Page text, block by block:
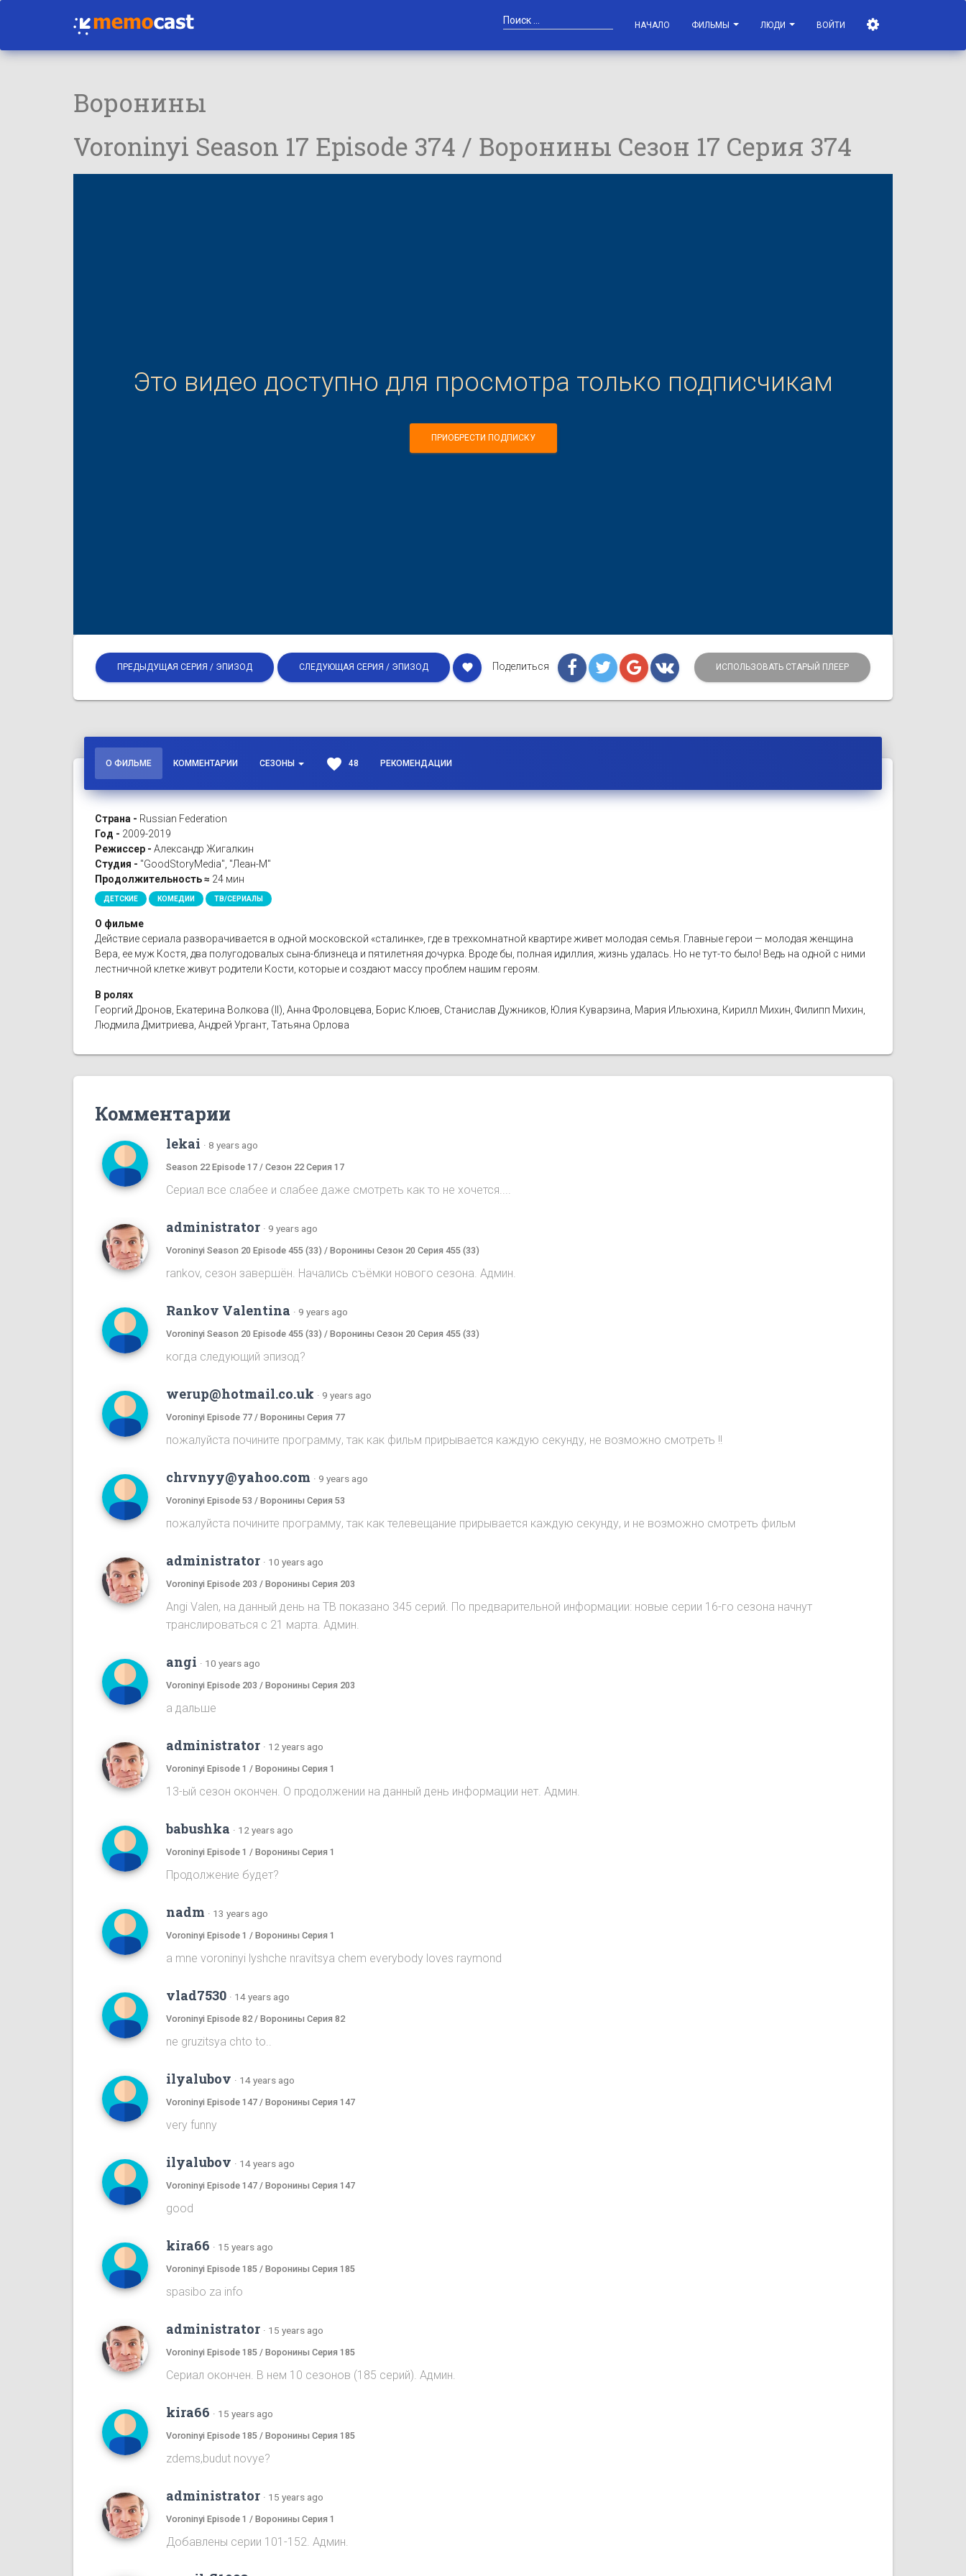
НАЧАЛО ФИЛЬМЫ ЛЮДИ ВОЙТИ
Воронины
Voroninyi Season 17 Episode 374 / Воронины Сезон 17 Серия 374
Это видео доступно для просмотра только подписчикам
ПРИОБРЕСТИ ПОДПИСКУ
ПРЕДЫДУЩАЯ СЕРИЯ / ЭПИЗОД СЛЕДУЮЩАЯ СЕРИЯ / ЭПИЗОД favorite Поделиться ИСПОЛЬЗОВАТЬ СТАРЫЙ ПЛЕЕР
О ФИЛЬМЕ КОММЕНТАРИИ СЕЗОНЫ favorite 48 РЕКОМЕНДАЦИИ
Страна - Russian Federation
Год - 2009-2019
Режиссер - Александр Жигалкин
Студия - "GoodStoryMedia", "Леан-М"
Продолжительность ≈ 24 мин
ДЕТСКИЕ КОМЕДИИ ТВ/СЕРИАЛЫ
О фильме
Действие сериала разворачивается в одной московской «сталинке», где в трехкомнатной квартире живет молодая семья. Главные герои — молодая женщина
Вера, ее муж Костя, два полугодовалых сына-близнеца и пятилетняя дочурка. Вроде бы, полная идиллия, жизнь удалась. Но не тут-то было! Ведь на одной с ними
лестничной клетке живут родители Кости, которые и создают массу проблем нашим героям.
В ролях
Георгий Дронов, Екатерина Волкова (II), Анна Фроловцева, Борис Клюев, Станислав Дужников, Юлия Куварзина, Мария Ильюхина, Кирилл Михин, Филипп Михин,
Людмила Дмитриева, Андрей Ургант, Татьяна Орлова
Комментарии
lekai · 8 years ago
Season 22 Episode 17 / Сезон 22 Серия 17
Сериал все слабее и слабее даже смотреть как то не хочется....
administrator · 9 years ago
Voroninyi Season 20 Episode 455 (33) / Воронины Сезон 20 Серия 455 (33)
rankov, сезон завершён. Начались съёмки нового сезона. Админ.
Rankov Valentina · 9 years ago
Voroninyi Season 20 Episode 455 (33) / Воронины Сезон 20 Серия 455 (33)
когда следующий эпизод?
werup@hotmail.co.uk · 9 years ago
Voroninyi Episode 77 / Воронины Серия 77
пожалуйста почините программу, так как фильм прирывается каждую секунду, не возможно смотреть !!
chrvnyy@yahoo.com · 9 years ago
Voroninyi Episode 53 / Воронины Серия 53
пожалуйста почините программу, так как телевещание прирывается каждую секунду, и не возможно смотреть фильм
administrator · 10 years ago
Voroninyi Episode 203 / Воронины Серия 203
Angi Valen, на данный день на ТВ показано 345 серий. По предварительной информации: новые серии 16-го сезона начнут
транслироваться с 21 марта. Админ.
angi · 10 years ago
Voroninyi Episode 203 / Воронины Серия 203
а дальше
administrator · 12 years ago
Voroninyi Episode 1 / Воронины Серия 1
13-ый сезон окончен. О продолжении на данный день информации нет. Админ.
babushka · 12 years ago
Voroninyi Episode 1 / Воронины Серия 1
Продолжение будет?
nadm · 13 years ago
Voroninyi Episode 1 / Воронины Серия 1
a mne voroninyi lyshche nravitsya chem everybody loves raymond
vlad7530 · 14 years ago
Voroninyi Episode 82 / Воронины Серия 82
ne gruzitsya chto to..
ilyalubov · 14 years ago
Voroninyi Episode 147 / Воронины Серия 147
very funny
ilyalubov · 14 years ago
Voroninyi Episode 147 / Воронины Серия 147
good
kira66 · 15 years ago
Voroninyi Episode 185 / Воронины Серия 185
spasibo za info
administrator · 15 years ago
Voroninyi Episode 185 / Воронины Серия 185
Сериал окончен. В нем 10 сезонов (185 серий). Админ.
kira66 · 15 years ago
Voroninyi Episode 185 / Воронины Серия 185
zdems,budut novye?
administrator · 15 years ago
Voroninyi Episode 1 / Воронины Серия 1
Добавлены серии 101-152. Админ.